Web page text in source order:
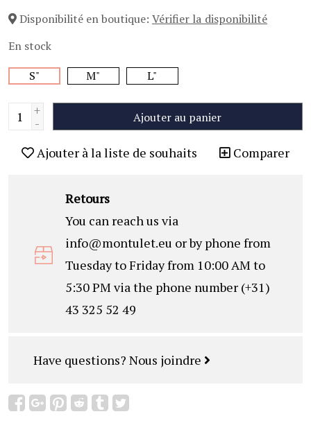
Disponibilité en boutique: Vérifier la disponibilité
En stock
S"
M" L"
+
- Ajouter au panier
Ajouter à la liste de souhaits Comparer
Retours
You can reach us via
info@montulet.eu or by phone from
Tuesday to Friday from 10:00 AM to
5:30 PM via the phone number (+31)
43 325 52 49
Have questions? Nous joindre